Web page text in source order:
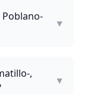
▼
,
▼